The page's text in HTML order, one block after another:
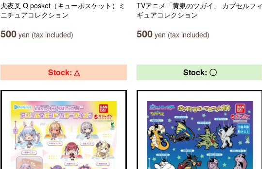
犬夜叉 Q posket（キューポスケット）ミ
ニチュアコレクション
500 yen (tax included)
TVアニメ「黄泉のツガイ」 カプセルフィ
ギュアコレクション
500 yen (tax included)
Stock: △ Stock: 〇